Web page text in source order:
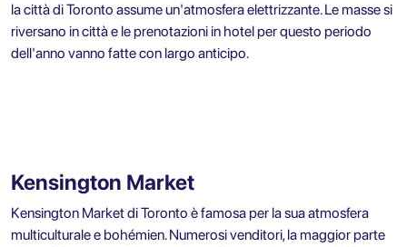
la città di Toronto assume un'atmosfera elettrizzante. Le masse si
riversano in città e le prenotazioni in hotel per questo periodo
dell'anno vanno fatte con largo anticipo.
Kensington Market
Kensington Market di Toronto è famosa per la sua atmosfera
multiculturale e bohémien. Numerosi venditori, la maggior parte